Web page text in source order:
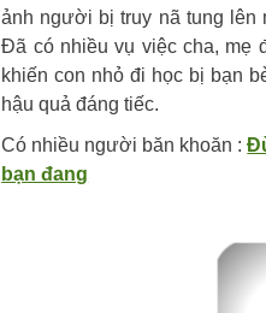
ảnh người bị truy nã tung lên
Đã có nhiều vụ việc cha, mẹ
khiến con nhỏ đi học bị bạn
hậu quả đáng tiếc.
Có nhiều người băn khoăn :
bạn đang